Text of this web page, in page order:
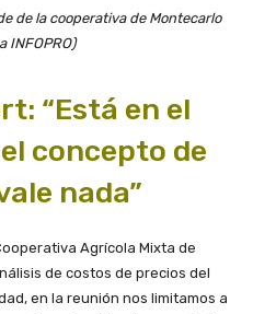
de la cooperativa de Montecarlo
INFOPRO)
“Está en el
concepto de
nada”
Agrícola Mixta de
de costos de precios del
en la reunión nos limitamos a